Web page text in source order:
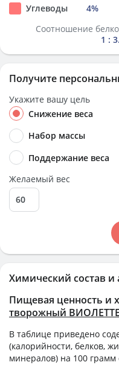
Химический состав
Пищевая ценность и
творожный
В таблице приведено
(калорийности, белков,
минералов) на 100 грамм
Углеводы
4%
Соотношение
1 :
Получите
Укажите вашу цель
Снижение веса
Набор массы
Поддержание веса
Желаемый вес